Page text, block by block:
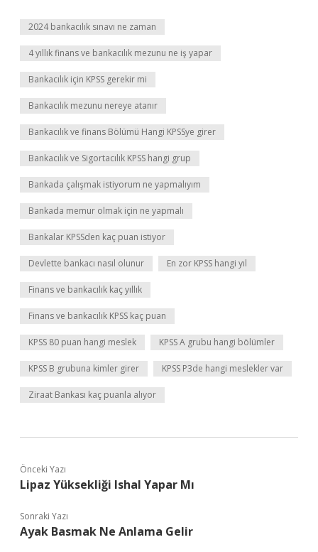
2024 bankacılık sınavı ne zaman
4 yıllık finans ve bankacılık mezunu ne iş yapar
Bankacılık için KPSS gerekir mi
Bankacılık mezunu nereye atanır
Bankacılık ve finans Bölümü Hangi KPSSye girer
Bankacılık ve Sigortacılık KPSS hangi grup
Bankada çalışmak istiyorum ne yapmalıyım
Bankada memur olmak için ne yapmalı
Bankalar KPSSden kaç puan istiyor
Devlette bankacı nasıl olunur En zor KPSS hangi yıl
Finans ve bankacılık kaç yıllık
Finans ve bankacılık KPSS kaç puan
KPSS 80 puan hangi meslek KPSS A grubu hangi bölümler
KPSS B grubuna kimler girer KPSS P3de hangi meslekler var
Ziraat Bankası kaç puanla alıyor
Önceki Yazı
Lipaz Yüksekliği Ishal Yapar Mı
Sonraki Yazı
Ayak Basmak Ne Anlama Gelir